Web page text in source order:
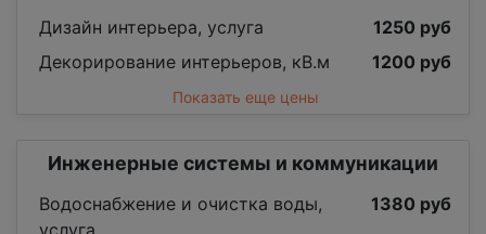
Дизайн интерьера, услуга
1250 руб
Декорирование интерьеров, кВ.м
1200 руб
Показать еще цены
Инженерные системы и коммуникации
Водоснабжение и очистка воды,
1380 руб